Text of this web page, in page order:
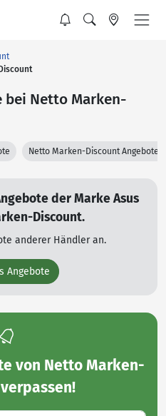
bei Netto Marken-
Netto Marken-Discount Angebote
der Marke Asus
Discount.
anderer Händler an.
Angebote
von Netto Marken-
verpassen!